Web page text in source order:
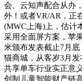
会、云知声配合从办
外！或者VR/AR，正
(MWC上海)上，估计
采用全面屏方案，苹
米颁布发表截止7月
猫商城，从客岁3月
共享单车行业实正意
创制儿童智能财产链